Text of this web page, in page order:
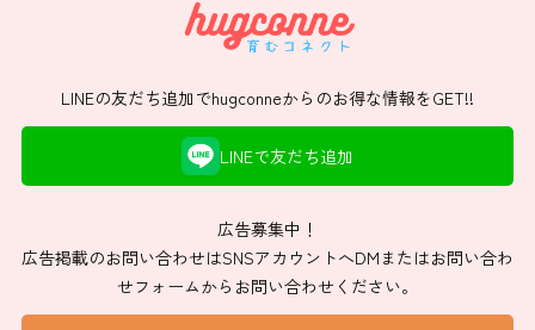
LINEの友だち追加でhugconneからのお得な情報をGET!!
LINEで友だち追加
広告募集中！
広告掲載のお問い合わせはSNSアカウントへDMまたはお問い合わ
せフォームからお問い合わせください。